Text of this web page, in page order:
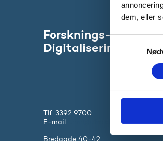
dem, eller
v
Forsknings-,
Tlf. 3392 9700
E-mail:
Bredgade 40-42